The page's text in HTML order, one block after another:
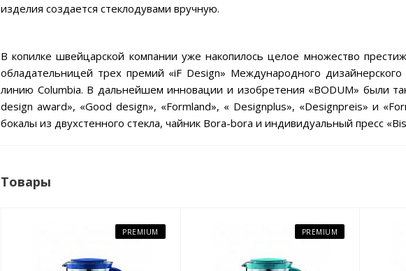
изделия создается стеклодувами вручную.
В копилке швейцарской компании уже накопилось целое множество
обладательницей трех премий «iF Design» Международного
линию Columbia. В дальнейшем инновации и изобретения «BODUM» были
design award», «Good design», «Formland», « Designplus», «Designpreis» и
бокалы из двухстенного стекла, чайник Bora-bora и индивидуальный пресс
Товары
PREMIUM PREMIUM